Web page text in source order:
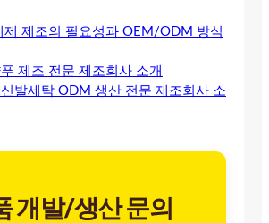
제 제조의 필요성과 OEM/ODM 방식
제조 전문 제조회사 소개
발세탁 ODM 생산 전문 제조회사 소
개발/생산 문의